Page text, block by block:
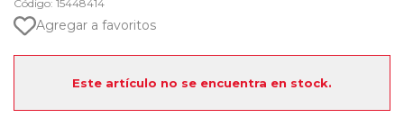
Código: 15448414
Agregar a favoritos
Este artículo no se encuentra en stock.